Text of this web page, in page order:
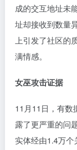
成的交互地址未
址却接收到数量
上引发了社区的
满情感。
女巫攻击证据
11月11日，有数
露了更严重的问
实体经由1.4万